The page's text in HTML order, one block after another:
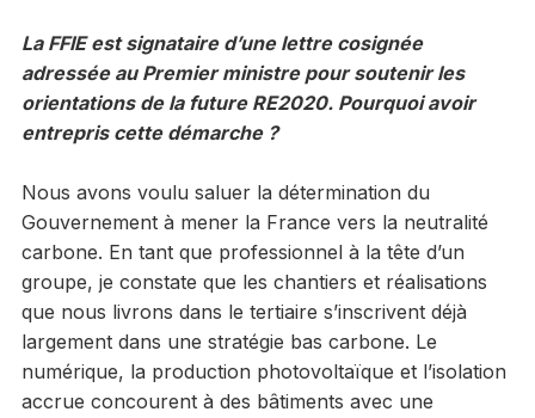
La FFIE est signataire d’une lettre cosignée
adressée au Premier ministre pour soutenir les
orientations de la future RE2020. Pourquoi avoir
entrepris cette démarche ?
Nous avons voulu saluer la détermination du
Gouvernement à mener la France vers la neutralité
carbone. En tant que professionnel à la tête d’un
groupe, je constate que les chantiers et réalisations
que nous livrons dans le tertiaire s’inscrivent déjà
largement dans une stratégie bas carbone. Le
numérique, la production photovoltaïque et l’isolation
accrue concourent à des bâtiments avec une